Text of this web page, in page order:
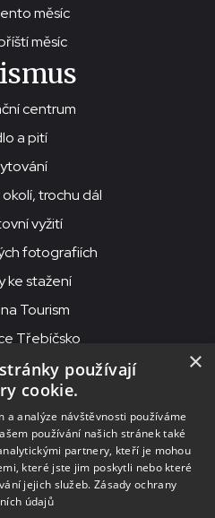
měsíc
měsíc
centrum
a pití
trochu dál
vyžití
fotografiích
ke stažení
Tourism
Třebíčsko
Mor. Budějovice
Purcnerova 62, 676 02
Budějovice
ID datové schránky: chjn2kd
×
používají
cookie.
a analýze návštěvnosti používáme
používání našich stránek také
partnery, kteří je mohou
které jste jim poskytli nebo které
jejich služeb. Zásady ochrany
údajů